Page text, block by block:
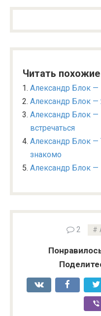
Читать похожие
Александр Блок
Александр Блок —
Александр Блок —
встречаться
Александр Блок —
знакомо
Александр Блок
2